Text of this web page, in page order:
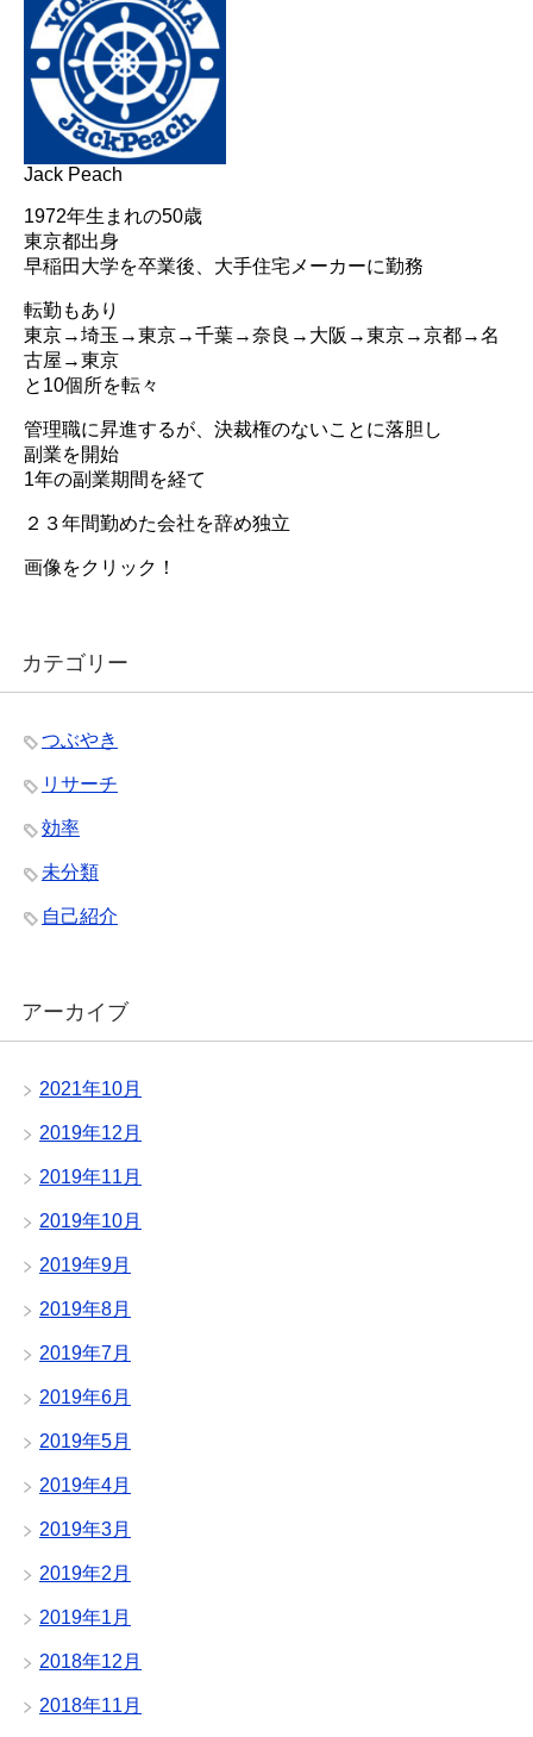
Jack Peach
1972年生まれの50歳
東京都出身
早稲田大学を卒業後、大手住宅メーカーに勤務
転勤もあり
東京→埼玉→東京→千葉→奈良→大阪→東京→京都→名
古屋→東京
と10個所を転々
管理職に昇進するが、決裁権のないことに落胆し
副業を開始
1年の副業期間を経て
２３年間勤めた会社を辞め独立
画像をクリック！
カテゴリー
つぶやき
リサーチ
効率
未分類
自己紹介
アーカイブ
2021年10月
2019年12月
2019年11月
2019年10月
2019年9月
2019年8月
2019年7月
2019年6月
2019年5月
2019年4月
2019年3月
2019年2月
2019年1月
2018年12月
2018年11月